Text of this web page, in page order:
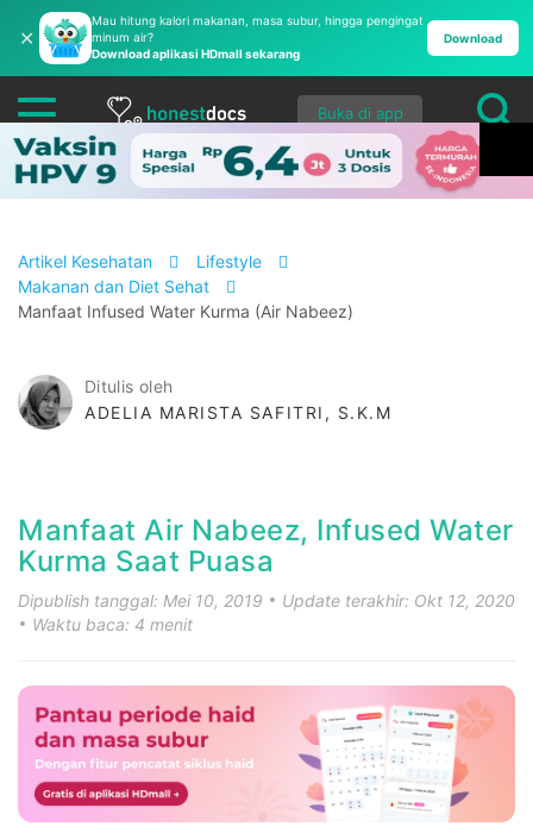
✕
Mau hitung kalori makanan, masa subur, hingga pengingat
minum air?
Download aplikasi HDmall sekarang
Download
Buka di app
Artikel Kesehatan
Lifestyle
Makanan dan Diet Sehat
Manfaat Infused Water Kurma (Air Nabeez)
Ditulis oleh
ADELIA MARISTA SAFITRI, S.K.M
Manfaat Air Nabeez, Infused Water
Kurma Saat Puasa
Dipublish tanggal: Mei 10, 2019
Update terakhir: Okt 12, 2020
Waktu baca: 4 menit